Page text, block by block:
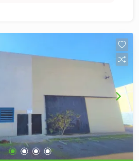
como garagem e um
nos fundos, ideal para
crianças ou deseja aproveitar
ao ar livre. Localizada em um
local, escolas, serviços e ao
unindo praticidade e
no dia a dia. Agende sua visita
o seu novo lar!